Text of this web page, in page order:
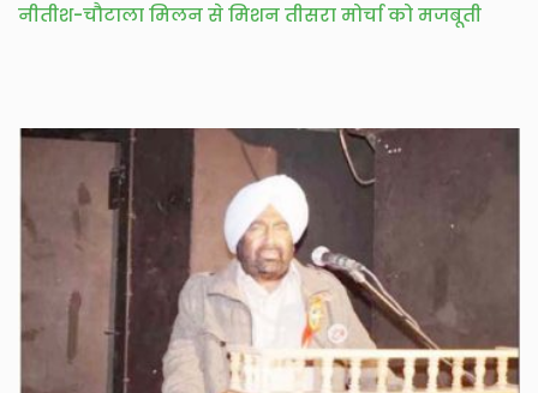
नीतीश-चौटाला मिलन से मिशन तीसरा मोर्चा को मजबूती